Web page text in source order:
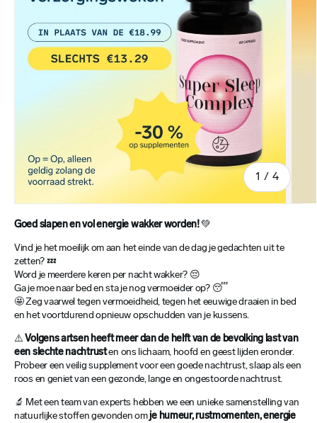
1 / van
4
Goed slapen en vol energie wakker worden!💚
Vind je het moeilijk om aan het einde van de dag je gedachten uit te
zetten? 💤
Word je meerdere keren per nacht wakker? 😔
Ga je moe naar bed en sta je nog vermoeider op? 😴
🤩 Zeg vaarwel tegen vermoeidheid, tegen het eeuwige draaien in bed
en het voortdurend opnieuw opschudden van je kussens.
⚠️ Volgens artsen heeft meer dan de helft van de bevolking last van
een slechte nachtrusten ons lichaam, hoofd en geest lijden eronder.
Probeer een veilig supplement voor een goede nachtrust, slaap als een
roos en geniet van een gezonde, lange en ongestoorde nachtrust.
🔬 Met een team van experts hebben we een unieke samenstelling van
natuurlijke stoffen gevonden om je humeur, rustmomenten, energie